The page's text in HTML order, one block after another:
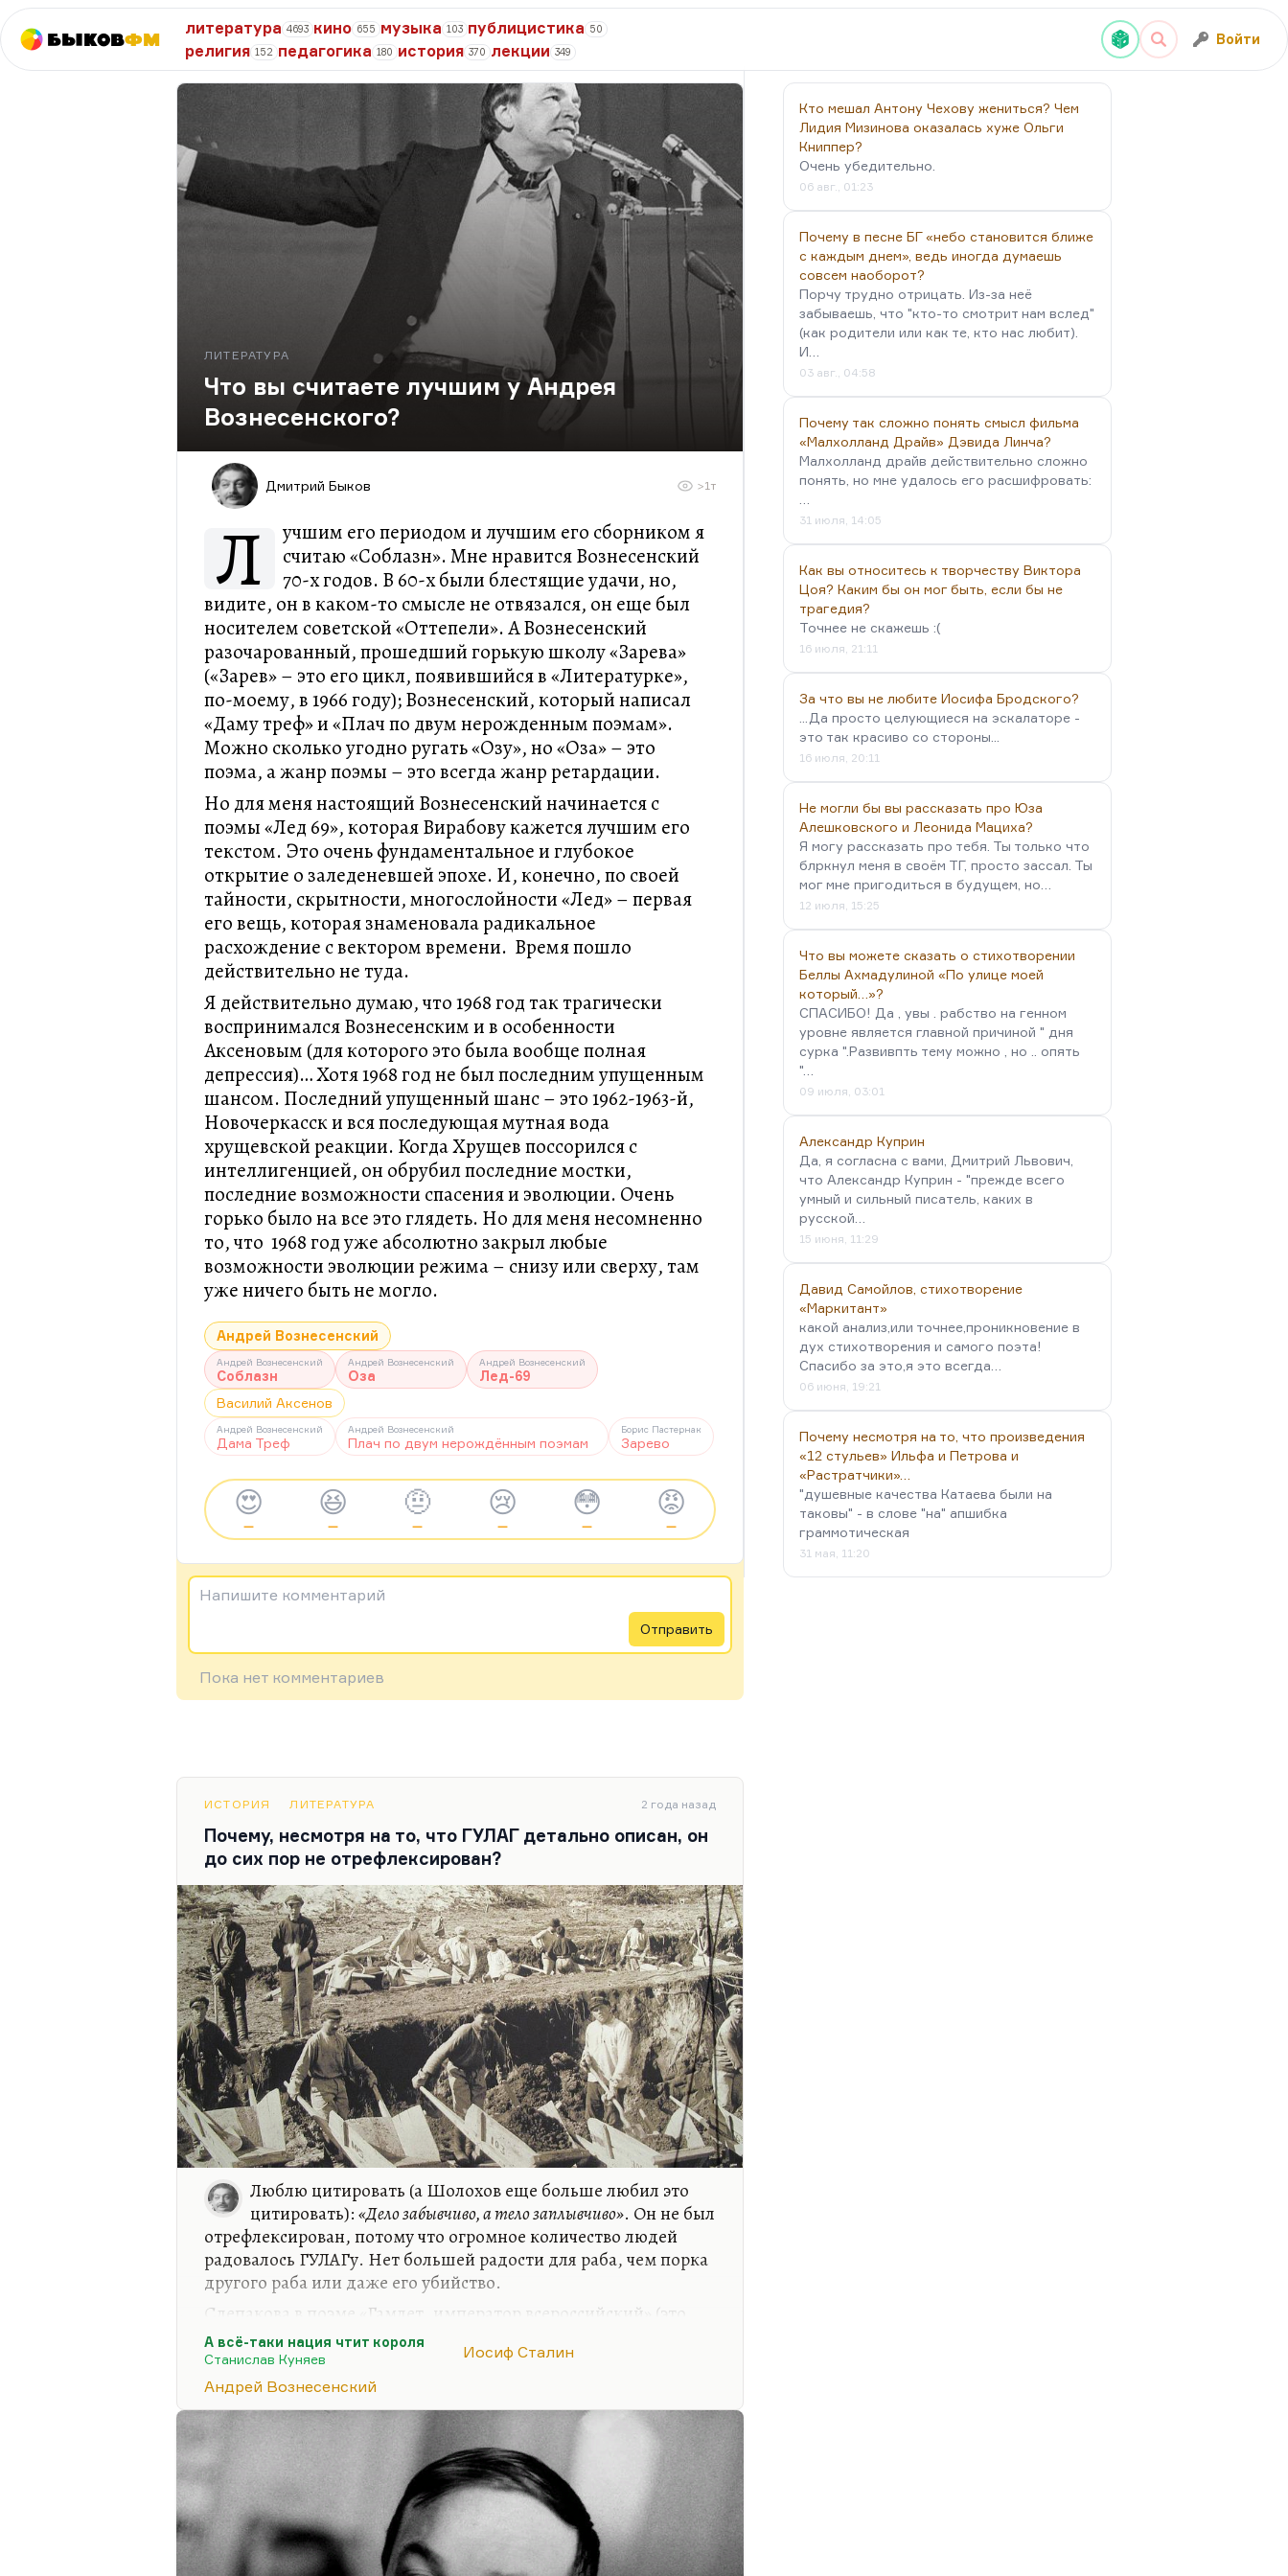
БыковФМ
литература 4693 кино 655 музыка 103 публицистика 50
религия 152 педагогика 180 история 370 лекции 349
Войти
ЛИТЕРАТУРА
Что вы считаете лучшим у Андрея
Вознесенского?
Дмитрий Быков >1т
Л
учшим его периодом и лучшим его сборником я
считаю «Соблазн». Мне нравится Вознесенский
70-х годов. В 60-х были блестящие удачи, но,
видите, он в каком-то смысле не отвязался, он еще был
носителем советской «Оттепели». А Вознесенский
разочарованный, прошедший горькую школу «Зарева»
(«Зарев» – это его цикл, появившийся в «Литературке»,
по-моему, в 1966 году); Вознесенский, который написал
«Даму треф» и «Плач по двум нерожденным поэмам».
Можно сколько угодно ругать «Озу», но «Оза» – это
поэма, а жанр поэмы – это всегда жанр ретардации.
Но для меня настоящий Вознесенский начинается с
поэмы «Лед 69», которая Вирабову кажется лучшим его
текстом. Это очень фундаментальное и глубокое
открытие о заледеневшей эпохе. И, конечно, по своей
тайности, скрытности, многослойности «Лед» – первая
его вещь, которая знаменовала радикальное
расхождение с вектором времени. Время пошло
действительно не туда.
Я действительно думаю, что 1968 год так трагически
воспринимался Вознесенским и в особенности
Аксеновым (для которого это была вообще полная
депрессия)… Хотя 1968 год не был последним упущенным
шансом. Последний упущенный шанс – это 1962-1963-й,
Новочеркасск и вся последующая мутная вода
хрущевской реакции. Когда Хрущев поссорился с
интеллигенцией, он обрубил последние мостки,
последние возможности спасения и эволюции. Очень
горько было на все это глядеть. Но для меня несомненно
то, что 1968 год уже абсолютно закрыл любые
возможности эволюции режима – снизу или сверху, там
уже ничего быть не могло.
Андрей Вознесенский
Андрей Вознесенский
Соблазн
Андрей Вознесенский
Оза
Андрей Вознесенский
Лед-69
Василий Аксенов
Андрей Вознесенский
Дама Треф
Андрей Вознесенский
Плач по двум нерождённым поэмам
Борис Пастернак
Зарево
😍
—
😆
—
🤨
—
😢
—
😳
—
😡
—
Напишите комментарий
Отправить
Пока нет комментариев
ИСТОРИЯ ЛИТЕРАТУРА 2 года назад
Почему, несмотря на то, что ГУЛАГ детально описан, он
до сих пор не отрефлексирован?
Люблю цитировать (а Шолохов еще больше любил это
цитировать):«Дело забывчиво, а тело заплывчиво». Он не был
отрефлексирован, потому что огромное количество людей
радовалось ГУЛАГу. Нет большей радости для раба, чем порка
другого раба или даже его убийство.
Слепакова в поэме «Гамлет, император всероссийский» (это
поэма о Павле Первом, определение Герцена, вынесенное ею в
заглавие):«Из тела жизнь, как женщина из дома, насильно отнята
у одного, она милей становится другому»
плотность мысли. Да, это действительно так. И для раба нет
больше радости, чем ссылка, тюрьма или казнь другого раба, а
иногда – надсмотрщика. Об этом тоже позаботились.
Иными…
А всё-таки нация чтит короля
Станислав Куняев
Иосиф Сталин
Андрей Вознесенский
Кто мешал Антону Чехову жениться? Чем
Лидия Мизинова оказалась хуже Ольги
Книппер?
Очень убедительно.
06 авг., 01:23
Почему в песне БГ «небо становится ближе
с каждым днем», ведь иногда думаешь
совсем наоборот?
Порчу трудно отрицать. Из-за неё
забываешь, что "кто-то смотрит нам вслед"
(как родители или как те, кто нас любит).
И…
03 авг., 04:58
Почему так сложно понять смысл фильма
«Малхолланд Драйв» Дэвида Линча?
Малхолланд драйв действительно сложно
понять, но мне удалось его расшифровать:
31 июля, 14:05
Как вы относитесь к творчеству Виктора
Цоя? Каким бы он мог быть, если бы не
трагедия?
Точнее не скажешь :(
16 июля, 21:11
За что вы не любите Иосифа Бродского?
...Да просто целующиеся на эскалаторе -
это так красиво со стороны...
16 июля, 20:11
Не могли бы вы рассказать про Юза
Алешковского и Леонида Мациха?
Я могу рассказать про тебя. Ты только что
блркнул меня в своём ТГ, просто зассал. Ты
мог мне пригодиться в будущем, но…
12 июля, 15:25
Что вы можете сказать о стихотворении
Беллы Ахмадулиной «По улице моей
который…»?
СПАСИБО! Да , увы . рабство на генном
уровне является главной причиной " дня
сурка ".Развивпть тему можно , но .. опять
"…
09 июля, 03:01
Александр Куприн
Да, я согласна с вами, Дмитрий Львович,
что Александр Куприн - "прежде всего
умный и сильный писатель, каких в
русской…
15 июня, 11:29
Давид Самойлов, стихотворение
«Маркитант»
какой анализ,или точнее,проникновение в
дух стихотворения и самого поэта!
Спасибо за это,я это всегда…
06 июня, 19:21
Почему несмотря на то, что произведения
«12 стульев» Ильфа и Петрова и
«Растратчики»…
"душевные качества Катаева были на
таковы" - в слове "на" апшибка
граммотическая
31 мая, 11:20